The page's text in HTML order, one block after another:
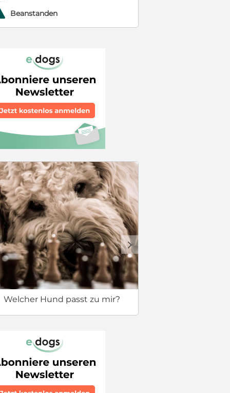
Beanstanden
Welcher Hund passt zu mir?
d